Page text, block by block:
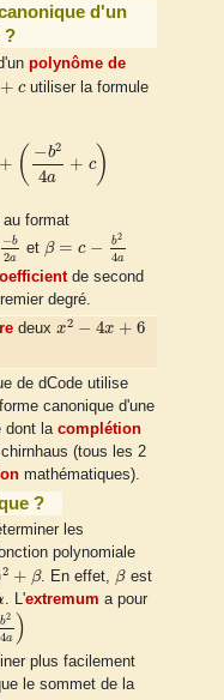
d'un
?
polynôme de
+ cutiliser la formule
+ ( −b2
4a
+ c)
4 c
format
−b
2a
2a
et β = c − b2
4a
4a
de second
degré.
deux x2 − 4x + 6
x2−4x+6
de dCode utilise
canonique d'une
dont la complétion
(tous les 2
mathématiques).
?
les
polynomiale
2 + β. En effet, β
βest
. L'extremum a pour
b2
4a )
b24
plus facilement
le sommet de la